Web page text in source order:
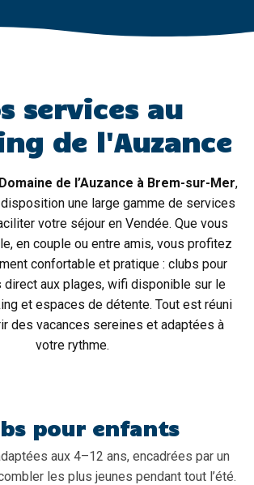
services au
de l'Auzance
de l’Auzance à Brem-sur-Mer,
une large gamme de services
votre séjour en Vendée. Que vous
en couple ou entre amis, vous profitez
confortable et pratique : clubs pour
direct aux plages, wifi disponible sur le
et espaces de détente. Tout est réuni
des vacances sereines et adaptées à
votre rythme.
pour enfants
aux 4–12 ans, encadrées par un
les plus jeunes pendant tout l’été.